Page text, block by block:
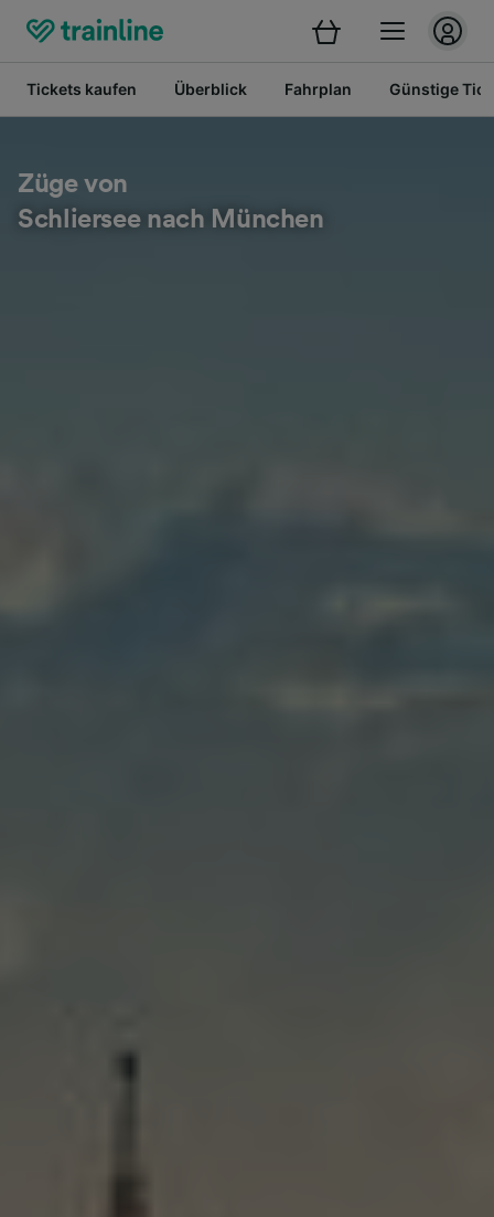
Tickets kaufen Überblick Fahrplan Günstige
Züge von
Schliersee nach München